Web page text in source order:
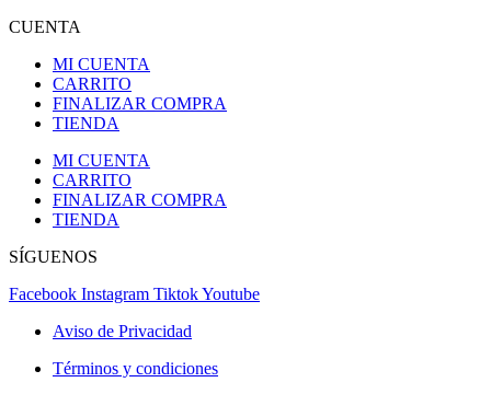
CUENTA
MI CUENTA
CARRITO
FINALIZAR COMPRA
TIENDA
MI CUENTA
CARRITO
FINALIZAR COMPRA
TIENDA
SÍGUENOS
Facebook Instagram TiktokYoutube
Aviso de Privacidad
Términos y condiciones